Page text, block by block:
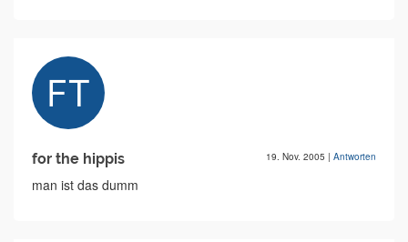
for the hippis 19. Nov. 2005 | Antworten
man ist das dumm